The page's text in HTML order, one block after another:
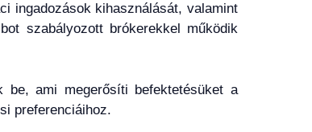
ingadozások kihasználását, valamint
szabályozott brókerekkel működik
be, ami megerősíti befektetésüket a
preferenciáihoz.